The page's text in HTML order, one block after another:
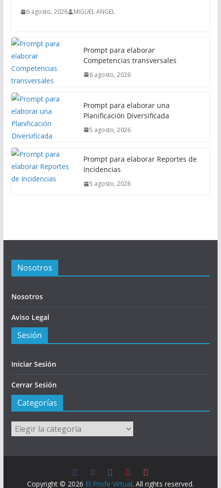
6 agosto, 2026 MIGUEL ANGEL
Prompt para elaborar
Competencias transversales
6 agosto, 2026
Prompt para elaborar una
Planificación Diversificada
5 agosto, 2026
Prompt para elaborar Reportes de
Incidencias
5 agosto, 2026
Nosotros
Nosotros
Aviso Legal
Sesión
Iniciar Sesión
Cerrar Sesión
Categorías
Categorías
Copyright © 2026 El Profe Virtual. All rights reserved.